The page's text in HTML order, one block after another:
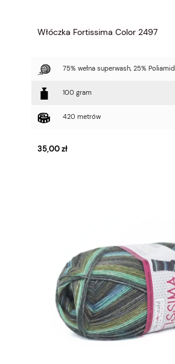
Włóczka Fortissima Color 2497
75% wełna superwash, 25% Poliamid
100 gram
420 metrów
35,00 zł